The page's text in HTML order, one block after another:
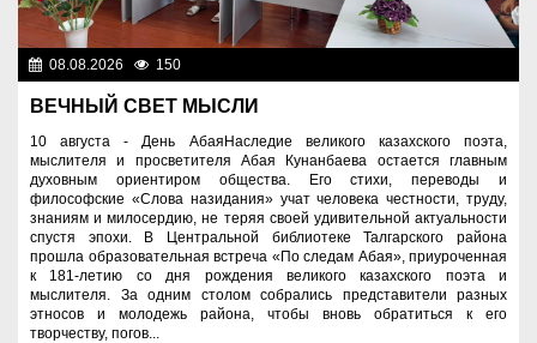
08.08.2026 150
ВЕЧНЫЙ СВЕТ МЫСЛИ
10 августа - День АбаяНаследие великого казахского поэта,
мыслителя и просветителя Абая Кунанбаева остается главным
духовным ориентиром общества. Его стихи, переводы и
философские «Слова назидания» учат человека честности, труду,
знаниям и милосердию, не теряя своей удивительной актуальности
спустя эпохи. В Центральной библиотеке Талгарского района
прошла образовательная встреча «По следам Абая», приуроченная
к 181-летию со дня рождения великого казахского поэта и
мыслителя. За одним столом собрались представители разных
этносов и молодежь района, чтобы вновь обратиться к его
творчеству, погов...